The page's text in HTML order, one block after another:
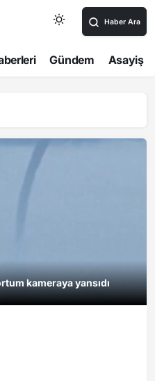
Haber Ara
Gündem Asayiş
kameraya yansıdı